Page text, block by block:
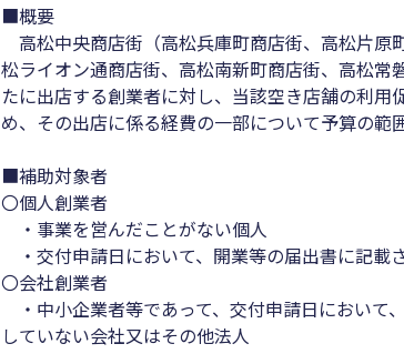
■概要
高松中央商店街（高松兵庫町商店街、高松片原
松ライオン通商店街、高松南新町商店街、高松
たに出店する創業者に対し、当該空き店舗の利
め、その出店に係る経費の一部について予算の範
■補助対象者
〇個人創業者
・事業を営んだことがない個人
・交付申請日において、開業等の届出書に記載
〇会社創業者
・中小企業者等であって、交付申請日において
していない会社又はその他法人